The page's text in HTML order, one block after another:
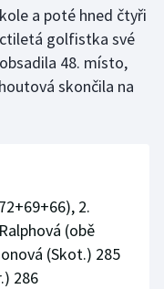
a poté hned čtyři
golfistka své
48. místo,
skončila na
2.
(obě
(Skot.) 285
286